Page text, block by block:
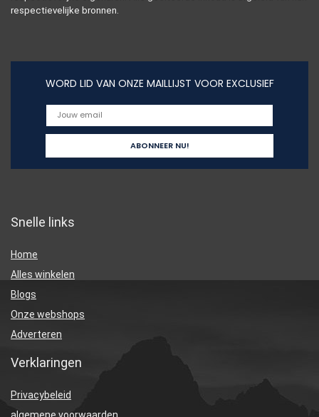
respectievelijke bronnen.
WORD LID VAN ONZE MAILLIJST VOOR EXCLUSIEF
Snelle links
Home
Alles winkelen
Blogs
Onze webshops
Adverteren
Verklaringen
Privacybeleid
algemene voorwaarden